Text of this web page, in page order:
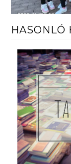
HASONLÓ